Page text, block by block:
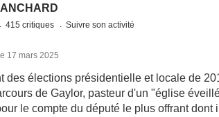
415 critiques Suivre son activité
17 mars 2025
des élections présidentielle et locale de
de Gaylor, pasteur d'un "église
le compte du député le plus offrant dont